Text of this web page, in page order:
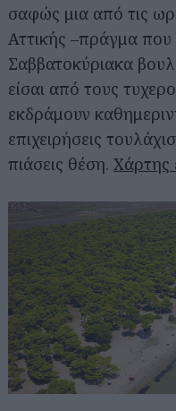
σαφώς μια από τις
Αττικής –πράγμα
Σαββατοκύριακα
είσαι από τους
εκδράμουν
επιχειρήσεις
πιάσεις θέση. Χάρτης